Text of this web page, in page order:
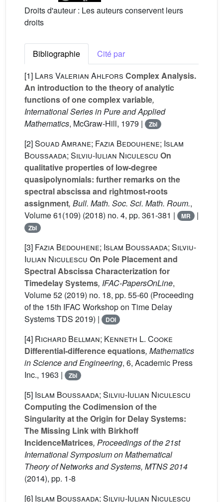
Droits d'auteur : Les auteurs conservent leurs
droits
Bibliographie
Cité par
[1] Lars Valerian Ahlfors Complex Analysis.
An introduction to the theory of analytic
functions of one complex variable,
International Series in Pure and Applied
Mathematics, McGraw-Hill, 1979 | Zbl
[2]Souad Amrane; Fazia Bedouhene; Islam
Boussaada; Silviu-Iulian Niculescu On
qualitative properties of low-degree
quasipolynomials: further remarks on the
spectral abscissa and rightmost-roots
assignment, Bull. Math. Soc. Sci. Math. Roum.,
Volume 61(109) (2018) no. 4, pp. 361-381 | MR |
Zbl
[3] Fazia Bedouhene; Islam Boussaada; Silviu-
Iulian Niculescu On Pole Placement and
Spectral Abscissa Characterization for
Timedelay Systems, IFAC-PapersOnLine,
Volume 52 (2019) no. 18, pp. 55-60 (Proceeding
of the 15th IFAC Workshop on Time Delay
Systems TDS 2019) |
DOI
[4] Richard Bellman; Kenneth L. Cooke
Differential-difference equations, Mathematics
in Science and Engineering, 6, Academic Press
Inc., 1963 |
Zbl
[5] Islam Boussaada; Silviu-Iulian Niculescu
Computing the Codimension of the
Singularity at the Origin for Delay Systems:
The Missing Link with Birkhoff
IncidenceMatrices, Proceedings of the 21st
International Symposium on Mathematical
Theory of Networks and Systems, MTNS 2014
(2014), pp. 1-8
[6] Islam Boussaada; Silviu-Iulian Niculescu